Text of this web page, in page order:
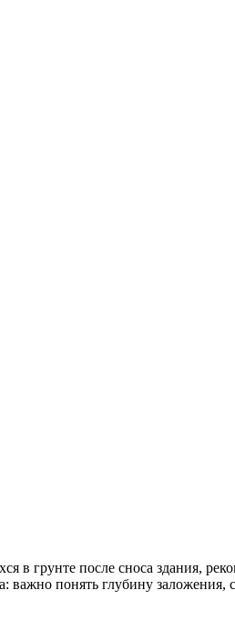
в грунте после сноса здания,
понять глубину заложения,